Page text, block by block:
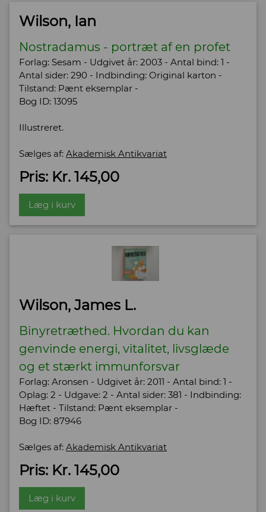
Wilson, Ian
Nostradamus - portræt af en profet
Forlag: Sesam - Udgivet år: 2003 - Antal bind: 1 -
Antal sider: 290 - Indbinding: Original karton -
Tilstand: Pænt eksemplar -
Bog ID: 13095
Illustreret.
Sælges af: Akademisk Antikvariat
Pris: Kr. 145,00
Læg i kurv
Wilson, James L.
Binyretræthed. Hvordan du kan
genvinde energi, vitalitet, livsglæde
og et stærkt immunforsvar
Forlag: Aronsen - Udgivet år: 2011 - Antal bind: 1 -
Oplag: 2 - Udgave: 2 - Antal sider: 381 - Indbinding:
Hæftet - Tilstand: Pænt eksemplar -
Bog ID: 87946
Sælges af: Akademisk Antikvariat
Pris: Kr. 145,00
Læg i kurv